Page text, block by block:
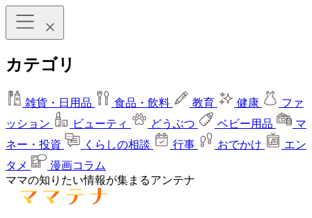
カテゴリ
雑貨・日用品 食品・飲料 教育 健康
ファ
ッション
ビューティ どうぶつ ベビー用品
マ
ネー・投資
くらしの相談 行事 おでかけ
エン
タメ
漫画コラム
ママの知りたい情報が集まるアンテナ